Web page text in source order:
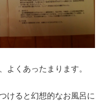
よくあったまります。
けると幻想的なお風呂に